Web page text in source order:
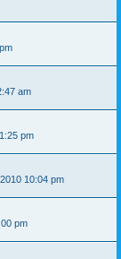
am
pm
10:04 pm
pm